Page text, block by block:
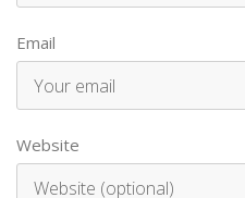
Email
Website